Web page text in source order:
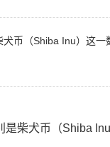
币（Shiba Inu）这
柴犬币（Shiba